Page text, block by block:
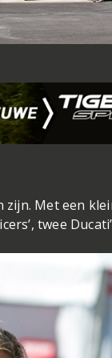
zijn. Met een
twee